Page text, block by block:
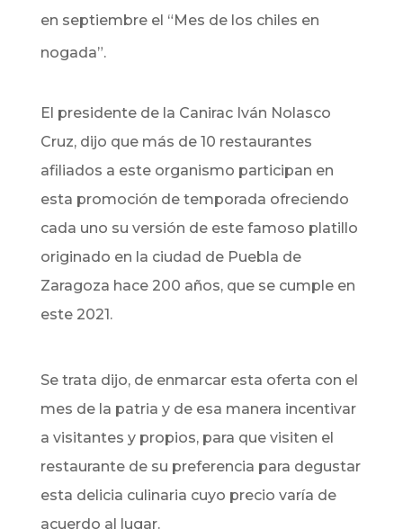
en septiembre el “Mes de los chiles en
nogada”.
El presidente de la Canirac Iván Nolasco
Cruz, dijo que más de 10 restaurantes
afiliados a este organismo participan en
esta promoción de temporada ofreciendo
cada uno su versión de este famoso platillo
originado en la ciudad de Puebla de
Zaragoza hace 200 años, que se cumple en
este 2021.
Se trata dijo, de enmarcar esta oferta con el
mes de la patria y de esa manera incentivar
a visitantes y propios, para que visiten el
restaurante de su preferencia para degustar
esta delicia culinaria cuyo precio varía de
acuerdo al lugar.